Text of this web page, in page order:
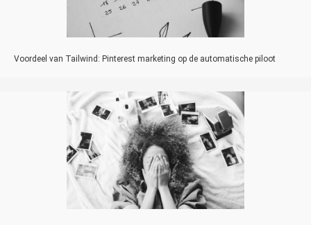
Voordeel van Tailwind: Pinterest marketing op de automatische piloot